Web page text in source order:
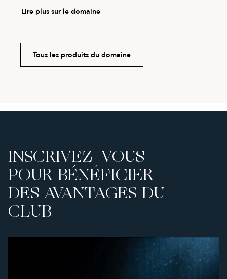
Lire plus sur le domaine
Tous les produits du domaine
INSCRIVEZ-VOUS
POUR BÉNÉFICIER
DES AVANTAGES DU
CLUB